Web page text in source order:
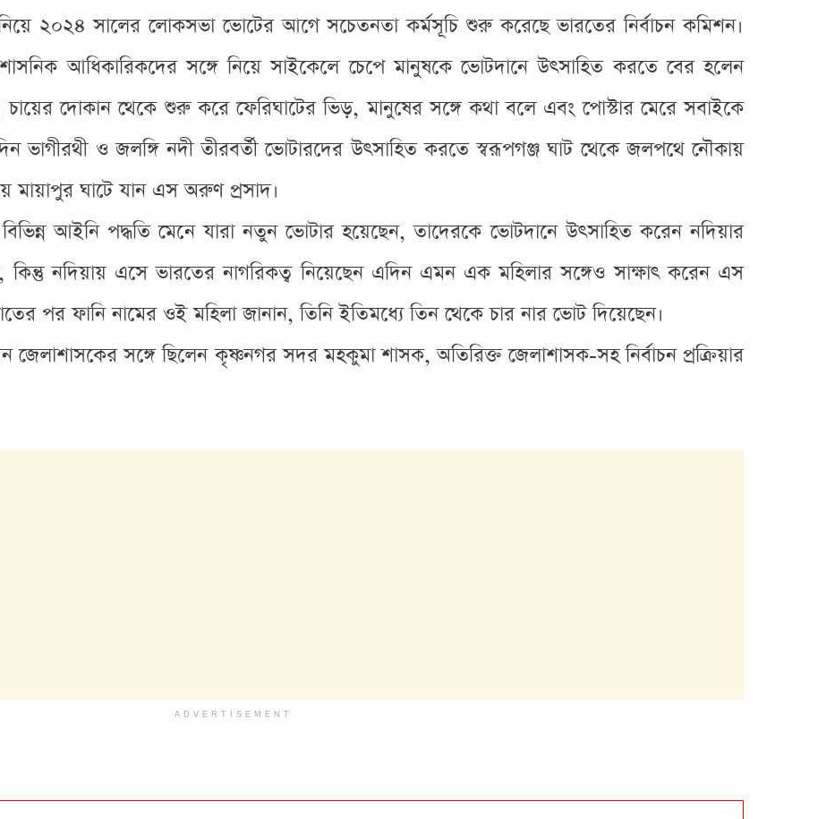
২০২৪ সালের লোকসভা ভোটের আগে সচেতনতা কর্মসূচি শুরু করেছে ভারতের নির্বাচন কমিশন।
আধিকারিকদের সঙ্গে নিয়ে সাইকেলে চেপে মানুষকে ভোটদানে উৎসাহিত করতে বের হলেন
দোকান থেকে শুরু করে ফেরিঘাটের ভিড়, মানুষের সঙ্গে কথা বলে এবং পোস্টার মেরে সবাইকে
ভাগীরথী ও জলঙ্গি নদী তীরবর্তী ভোটারদের উৎসাহিত করতে স্বরূপগঞ্জ ঘাট থেকে জলপথে নৌকায়
মায়াপুর ঘাটে যান এস অরুণ প্রসাদ।
আইনি পদ্ধতি মেনে যারা নতুন ভোটার হয়েছেন, তাদেরকে ভোটদানে উৎসাহিত করেন নদিয়ার
নদিয়ায় এসে ভারতের নাগরিকত্ব নিয়েছেন এদিন এমন এক মহিলার সঙ্গেও সাক্ষাৎ করেন এস
পর ফানি নামের ওই মহিলা জানান, তিনি ইতিমধ্যে তিন থেকে চার নার ভোট দিয়েছেন।
সঙ্গে ছিলেন কৃষ্ণনগর সদর মহকুমা শাসক, অতিরিক্ত জেলাশাসক-সহ নির্বাচন প্রক্রিয়ার
ADVERTISEMENT